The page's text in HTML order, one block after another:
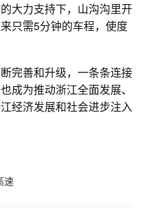
大力支持下，山沟沟里开
只需5分钟的车程，使度
善和升级，一条条连接
成为推动浙江全面发展、
经济发展和社会进步注入
速